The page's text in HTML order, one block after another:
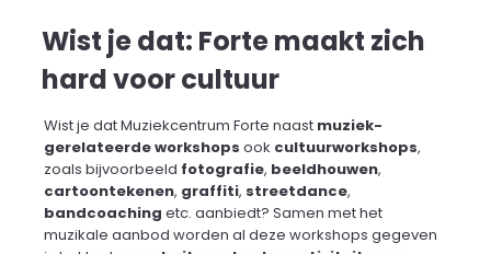
Wist je dat: Forte maakt zich
hard voor cultuur
Wist je dat Muziekcentrum Forte naast muziek-
gerelateerde workshops ook cultuurworkshops,
zoals bijvoorbeeld fotografie, beeldhouwen,
cartoontekenen, graffiti, streetdance,
bandcoaching etc. aanbiedt? Samen met het
muzikale aanbod worden al deze workshops gegeven